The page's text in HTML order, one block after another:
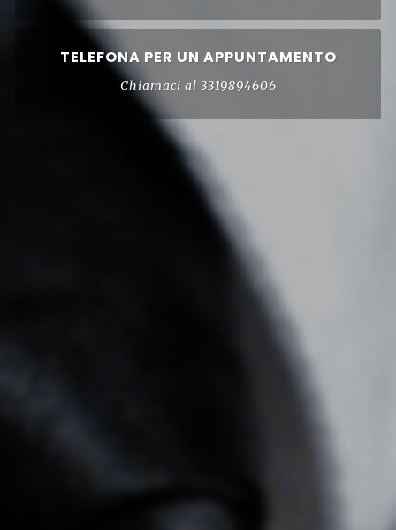
TELEFONA PER UN APPUNTAMENTO
Chiamaci al 3319894606